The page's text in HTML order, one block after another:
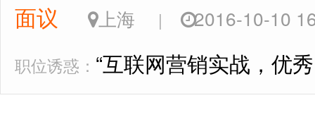
面议 上海 | 2016-10-10
职位诱惑： “互联网营销实战，优